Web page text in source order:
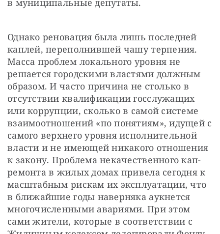
в муниципальные депутаты.
Однако реновация была лишь последней
каплей, переполнившей чашу терпения.
Масса проблем локального уровня не
решается городскими властями должным
образом. И часто причина не столько в
отсутствии квалификации госслужащих
или коррупции, сколько в самой системе
взаимоотношений «по понятиям», идущей с
самого верхнего уровня исполнительной
власти и не имеющей никакого отношения
к закону. Проблема некачественного кап­
ремонта в жилых домах привела сегодня к
масштабным рискам их эксплуатации, что
в ближайшие годы наверняка аукнется
многочисленными авариями. При этом
сами жители, которые в соответствии с